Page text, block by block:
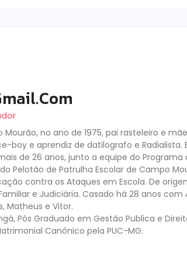
no ano de 1975, pai rasteleiro e mãe
boy e aprendiz de datilografo e Radialista.
de 26 anos, junto a equipe do Programa
Pelotão de Patrulha Escolar de Campo
contra os Ataques em Escola. De
e Judiciária. Casado há 28 anos com
Matheus e Vitor.
Pós Graduado em Gestão Publica e
Canônico pela PUC-MG.